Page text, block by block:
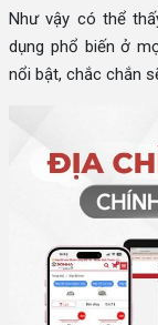
Như vậy có thể
dụng phổ biến ở
nổi bật, chắc chắn